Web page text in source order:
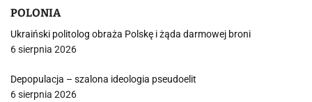
POLONIA
Ukraiński politolog obraża Polskę i żąda darmowej broni
6 sierpnia 2026
Depopulacja – szalona ideologia pseudoelit
6 sierpnia 2026